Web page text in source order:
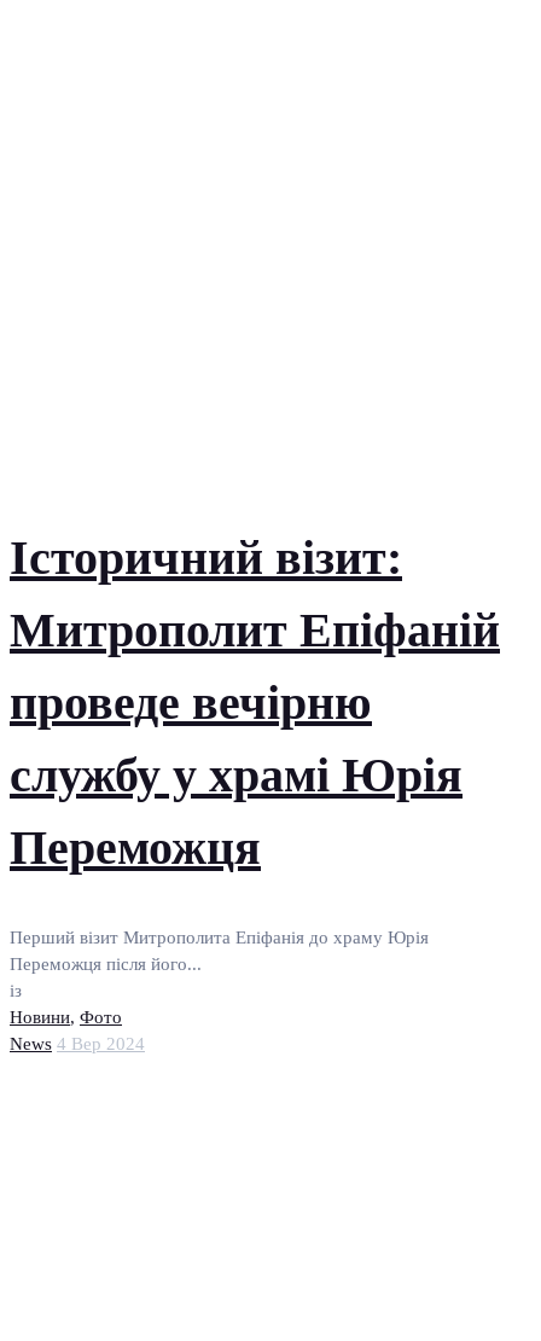
Історичний візит:
Митрополит Епіфаній
проведе вечірню
службу у храмі Юрія
Переможця
Перший візит Митрополита Епіфанія до храму Юрія
Переможця після його...
із
Новини, Фото
News 4 Вер 2024